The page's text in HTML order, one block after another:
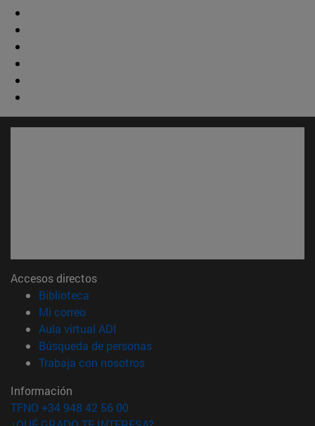
Accesos directos
Biblioteca
Mi correo(abre en nueva ventana)
Aula virtual ADI
Búsqueda de personas(abre en nueva ventana)
Trabaja con nosotros(abre en nueva ventana)
Información
TFNO +34 948 42 56 00